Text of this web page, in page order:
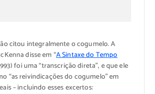
citou integralmente o cogumelo. A
disse em “A Sintaxe do Tempo
foi uma “transcrição direta”, e que ele
“as reivindicações do cogumelo” em
– incluindo esses excertos: